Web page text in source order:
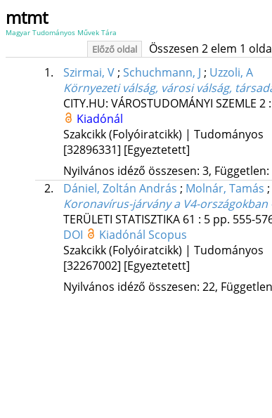
mtmt
Magyar Tudományos Művek Tára
Előző oldal Összesen 2 elem 1
1. Szirmai, V; Schuchmann, J ; Uzzoli, A
Környezeti válság, városi válság,
CITY.HU: VÁROSTUDOMÁNYI SZEMLE 2:
Kiadónál
Szakcikk (Folyóiratcikk) | Tudományos
[32896331] [Egyeztetett]
Nyilvános idéző összesen: 3,
2.
Dániel, Zoltán András ; Molnár, Tamás ;
Koronavírus-járvány a V4-
TERÜLETI STATISZTIKA 61 : 5 pp. 555-
DOI
Kiadónál Scopus
Szakcikk (Folyóiratcikk) | Tudományos
[32267002] [Egyeztetett]
Nyilvános idéző összesen: 22,